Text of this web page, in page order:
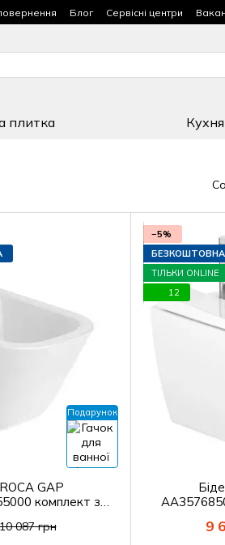
Блог Сервісні центри
плитка Кухня
Подарунок
GAP
комплект з
087 грн
−5%
ТІЛЬКИ ONLINE
12
9